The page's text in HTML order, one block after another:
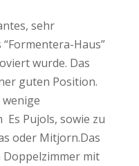
sehr
Haus”
wurde. Das
guten Position.
Pujols, sowie zu
oder Mitjorn.Das
mit